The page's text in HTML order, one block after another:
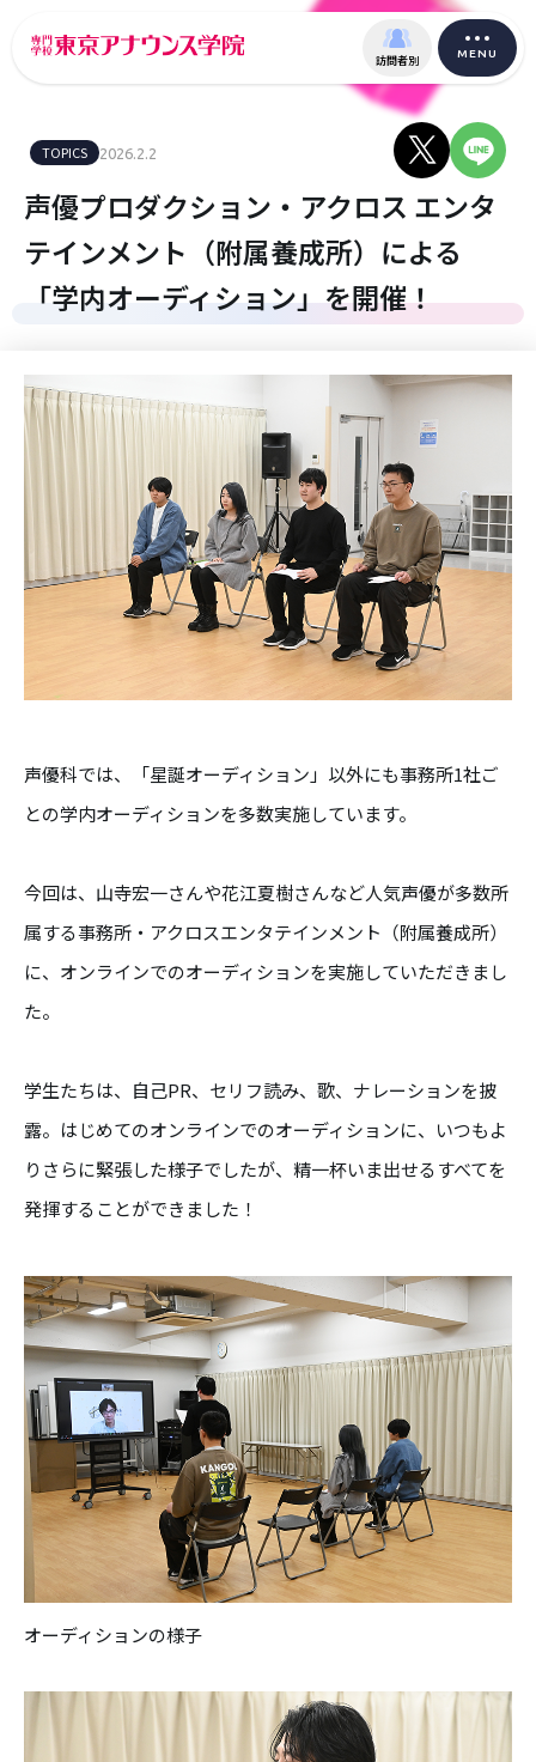
訪問者別 MENU
TOPICS 2026.2.2
声優プロダクション・アクロス エンタ
テインメント（附属養成所）による
「学内オーディション」を開催！
声優科では、「星誕オーディション」以外にも事務所1社ご
との学内オーディションを多数実施しています。
今回は、山寺宏一さんや花江夏樹さんなど人気声優が多数所
属する事務所・アクロスエンタテインメント（附属養成所）
に、オンラインでのオーディションを実施していただきまし
た。
学生たちは、自己PR、セリフ読み、歌、ナレーションを披
露。はじめてのオンラインでのオーディションに、いつもよ
りさらに緊張した様子でしたが、精一杯いま出せるすべてを
発揮することができました！
オーディションの様子